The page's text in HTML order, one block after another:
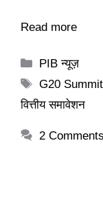
Read more
Categories
PIB न्यूज़
Tags
G20
वित्तीय समावेशन
2 Comments